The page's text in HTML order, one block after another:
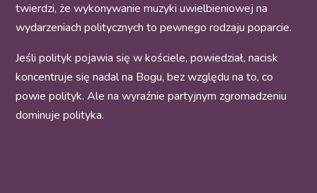
twierdzi, że wykonywanie muzyki uwielbieniowej na
wydarzeniach politycznych to pewnego rodzaju poparcie.
Jeśli polityk pojawia się w kościele, powiedział, nacisk
koncentruje się nadal na Bogu, bez względu na to, co
powie polityk. Ale na wyraźnie partyjnym zgromadzeniu
dominuje polityka.